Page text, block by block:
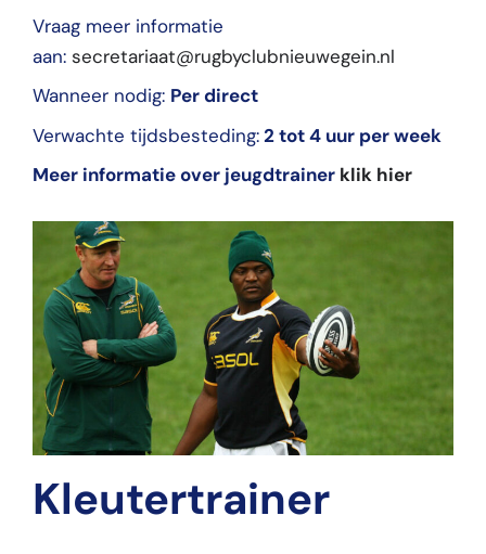
Vraag meer informatie
aan: secretariaat@rugbyclubnieuwegein.nl
Wanneer nodig: Per direct
Verwachte tijdsbesteding:2 tot 4 uur per week
Meer informatie over jeugdtrainer klik hier
Kleutertrainer